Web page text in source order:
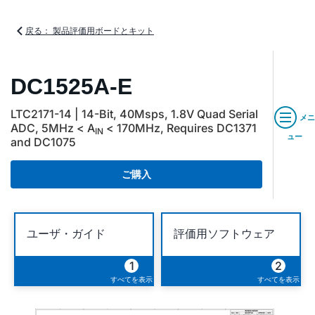
戻る： 製品評価用ボードとキット
DC1525A-E
LTC2171-14 | 14-Bit, 40Msps, 1.8V Quad Serial
ADC, 5MHz < AIN < 170MHz, Requires DC1371
and DC1075
ご購入
メニ
ュー
ユーザ・ガイド
1
すべてを表示
評価用ソフトウェア
2
すべてを表示